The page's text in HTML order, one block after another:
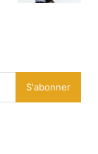
S'abonner